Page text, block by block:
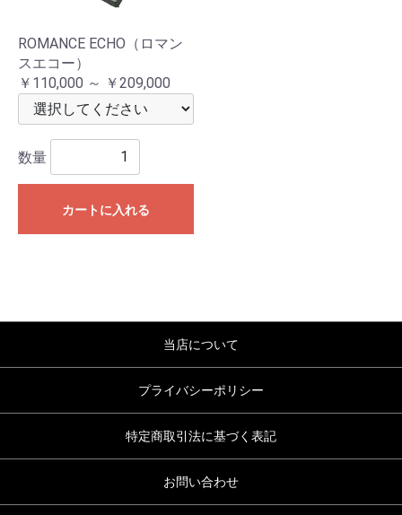
ROMANCE ECHO（ロマン
スエコー）
￥110,000 ～ ￥209,000
数量
カートに入れる
当店について
プライバシーポリシー
特定商取引法に基づく表記
お問い合わせ